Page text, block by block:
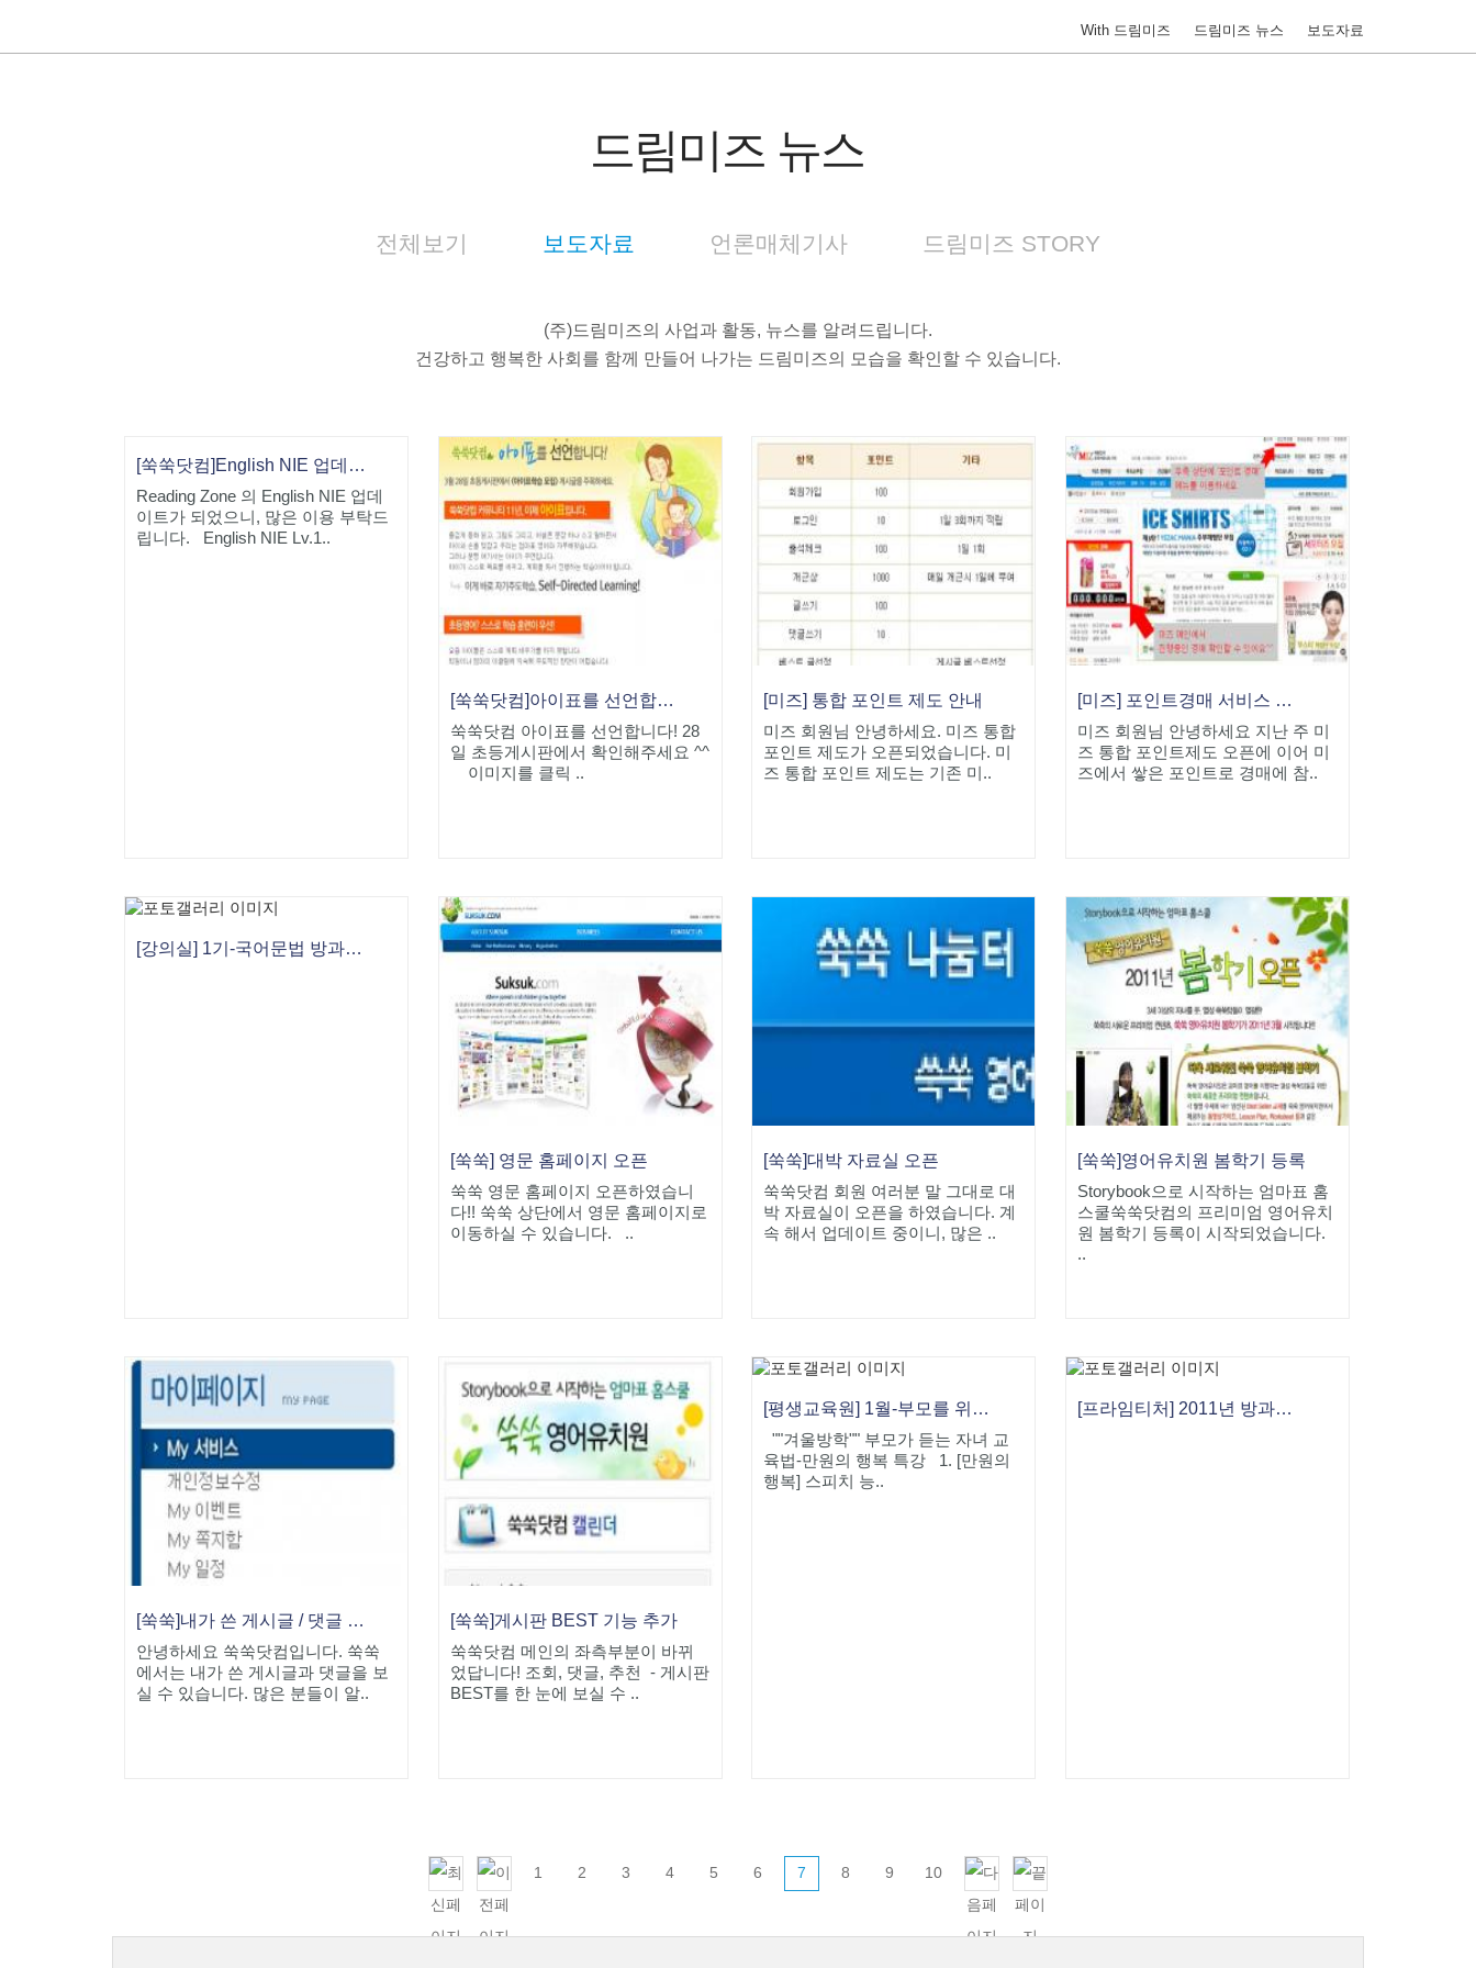
With 드림미즈 드림미즈 뉴스 보도자료
드림미즈 뉴스
전체보기 보도자료 언론매체기사 드림미즈 STORY
(주)드림미즈의 사업과 활동, 뉴스를 알려드립니다.
건강하고 행복한 사회를 함께 만들어 나가는 드림미즈의 모습을 확인할 수 있습니다.
[쑥쑥닷컴]English NIE 업데이트
Reading Zone 의 English NIE 업데
이트가 되었으니, 많은 이용 부탁드
립니다. English NIE Lv.1..
[쑥쑥닷컴]아이표를 선언합니다!
쑥쑥닷컴 아이표를 선언합니다! 28
일 초등게시판에서 확인해주세요 ^^
이미지를 클릭 ..
[미즈] 통합 포인트 제도 안내
미즈 회원님 안녕하세요. 미즈 통합
포인트 제도가 오픈되었습니다. 미
즈 통합 포인트 제도는 기존 미..
[미즈] 포인트경매 서비스 오픈
미즈 회원님 안녕하세요 지난 주 미
즈 통합 포인트제도 오픈에 이어 미
즈에서 쌓은 포인트로 경매에 참..
[강의실] 1기-국어문법 방과후지도사 1급 과정
[쑥쑥] 영문 홈페이지 오픈
쑥쑥 영문 홈페이지 오픈하였습니
다!! 쑥쑥 상단에서 영문 홈페이지로
이동하실 수 있습니다. ..
[쑥쑥]대박 자료실 오픈
쑥쑥닷컴 회원 여러분 말 그대로 대
박 자료실이 오픈을 하였습니다. 계
속 해서 업데이트 중이니, 많은 ..
[쑥쑥]영어유치원 봄학기 등록
Storybook으로 시작하는 엄마표 홈
스쿨쑥쑥닷컴의 프리미엄 영어유치
원 봄학기 등록이 시작되었습니다.
..
[쑥쑥]내가 쓴 게시글 / 댓글 보기 기능
안녕하세요 쑥쑥닷컴입니다. 쑥쑥
에서는 내가 쓴 게시글과 댓글을 보
실 수 있습니다. 많은 분들이 알..
[쑥쑥]게시판 BEST 기능 추가
쑥쑥닷컴 메인의 좌측부분이 바뀌
었답니다! 조회, 댓글, 추천 - 게시판
BEST를 한 눈에 보실 수 ..
[평생교육원] 1월-부모를 위한 만원의 행복 1일 특강
""겨울방학"" 부모가 듣는 자녀 교
육법-만원의 행복 특강 1. [만원의
행복] 스피치 능..
[프라임티처] 2011년 방과후교사를 모십니다.
1 2 3 4 5 6 7 8 9 10